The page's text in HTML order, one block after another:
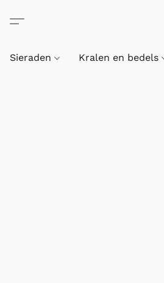
Sieraden Kralen en bedels